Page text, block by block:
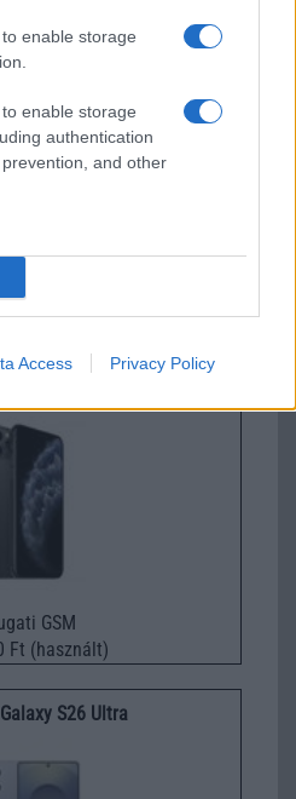
enable storage
enable storage
authentication
and other
Access Privacy Policy
iPhone 17
Gsm
GSM
Ft (használt)
S26 Ultra